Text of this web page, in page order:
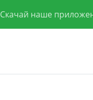
Скачай наше